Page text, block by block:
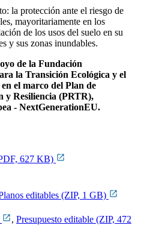
la protección ante el riesgo de
mayoritariamente en los
de los usos del suelo en su
y sus zonas inundables.
de la Fundación
la Transición Ecológica y el
el marco del Plan de
y Resiliencia (PRTR),
- NextGenerationEU.
627 KB)
editables (ZIP, 1 GB)
, Presupuesto editable (ZIP, 472